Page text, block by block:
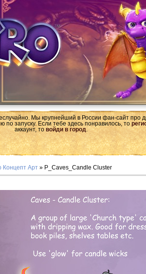
Мы крупнейший в России фан-сайт про
по запуску. Если тебе здесь понравилось, то
аккаунт, то войди в город.
Концепт Арт » P_Caves_Candle Cluster